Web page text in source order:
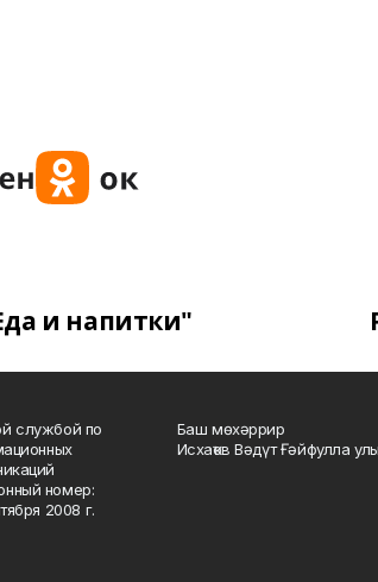
и напитки"
службой по
номер:
2008 г.
Баш мөхәррир
Исхаҡов Вәдүт Ғәйфулла улы